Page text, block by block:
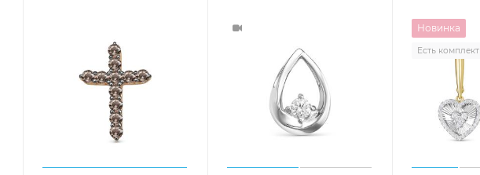
Новинка
Есть комплект